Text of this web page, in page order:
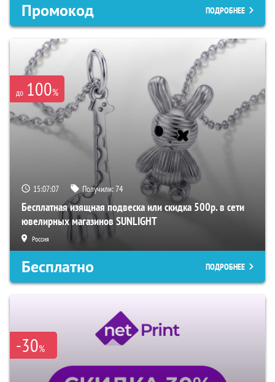
Промокод ПОДРОБНЕЕ
до 100%
15:07:06 Получили:74
Бесплатная изящная подвеска или скидка 500р. в сети
ювелирных магазинов SUNLIGHT
Россия
Бесплатно ПОДРОБНЕЕ
-30%